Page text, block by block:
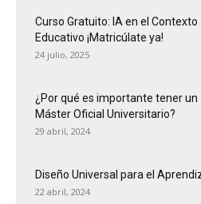
Curso Gratuito: IA en el Contexto
Educativo ¡Matricúlate ya!
24 julio, 2025
¿Por qué es importante tener un
Máster Oficial Universitario?
29 abril, 2024
Diseño Universal para el
22 abril, 2024